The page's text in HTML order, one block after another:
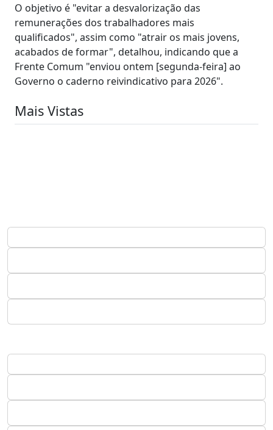
O objetivo é "evitar a desvalorização das
remunerações dos trabalhadores mais
qualificados", assim como "atrair os mais jovens,
acabados de formar", detalhou, indicando que a
Frente Comum "enviou ontem [segunda-feira] ao
Governo o caderno reivindicativo para 2026".
Mais Vistas